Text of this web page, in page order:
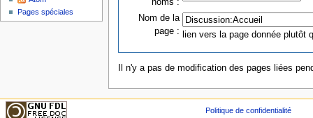
Nom de la
page : lien vers la page donnée plutôt
Il n'y a pas de modification des pages liées
Pages spéciales
Politique de confidentialité